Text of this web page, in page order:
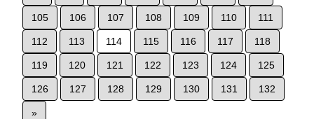
105 106 107 108 109 110 111
112 113 114 115 116 117 118
119 120 121 122 123 124 125
126 127 128 129 130 131 132
»